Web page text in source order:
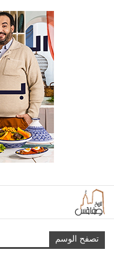
تصفح الوسم